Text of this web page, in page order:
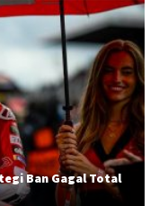
Ban Gagal Total